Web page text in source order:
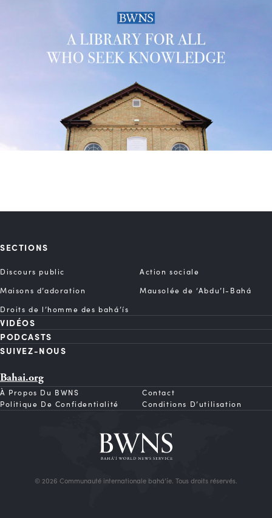
SECTIONS
Discours public
Action sociale
Maisons d’adoration
Mausolée de ‘Abdu’l-Bahá
Droits de l’homme des bahá’ís
VIDÉOS
PODCASTS
SUIVEZ-NOUS
Bahai.org
À Propos Du BWNS
Contact
Politique De Confidentialité
Conditions D’utilisation
© 2026 Communauté internationale bahá’íe. Tous droits réservés.